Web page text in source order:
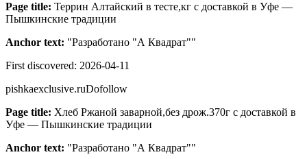
Page title: Террин Алтайский в тесте,кг с доставкой в Уфе —
Пышкинские традиции
Anchor text: "Разработано "А Квадрат""
First discovered: 2026-04-11
pishkaexclusive.ruDofollow
Page title: Хлеб Ржаной заварной,без дрож.370г с доставкой в
Уфе — Пышкинские традиции
Anchor text: "Разработано "А Квадрат""